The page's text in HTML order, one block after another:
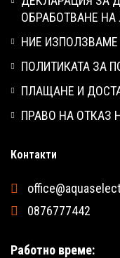
ОБРАБОТВАНЕ
НИЕ ИЗПОЛЗВАМЕ
ПОЛИТИКАТА ЗА
ПЛАЩАНЕ И
ПРАВО НА ОТКАЗ
Контакти
0876777442
Работно време: